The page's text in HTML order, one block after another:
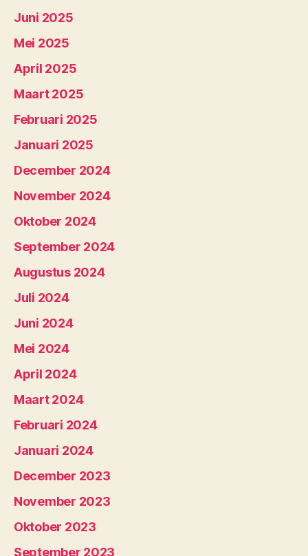
Juni 2025
Mei 2025
April 2025
Maart 2025
Februari 2025
Januari 2025
December 2024
November 2024
Oktober 2024
September 2024
Augustus 2024
Juli 2024
Juni 2024
Mei 2024
April 2024
Maart 2024
Februari 2024
Januari 2024
December 2023
November 2023
Oktober 2023
September 2023